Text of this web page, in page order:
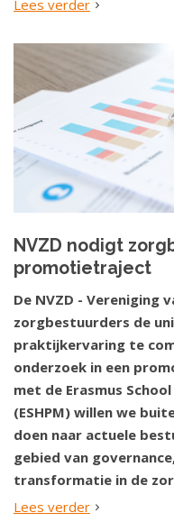
Lees verder
NVZD nodigt
promotietraject
De NVZD - Vereniging
zorgbestuurders de
praktijkervaring te
onderzoek in een
met de Erasmus
(ESHPM) willen we
doen naar actuele
gebied van
transformatie in de
Lees verder